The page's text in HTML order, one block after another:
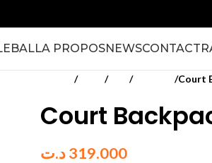
A PROPOSNEWSCONTACT
Padel Sacs Hommes Court
Court
319.000د.ت